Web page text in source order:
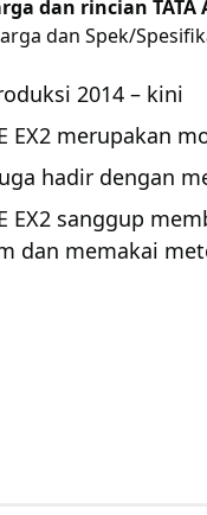
dan rincian TATA
dan Spek/
2014 – kini
EX2 merupakan
hadir dengan
EX2 sanggup
dan memakai